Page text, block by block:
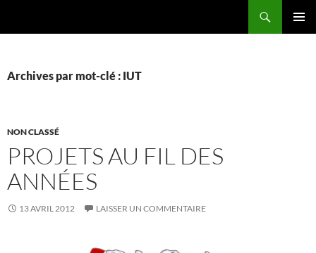
Archives par mot-clé : IUT
NON CLASSÉ
PROJETS AU FIL DES
ANNÉES
13 AVRIL 2012 LAISSER UN COMMENTAIRE